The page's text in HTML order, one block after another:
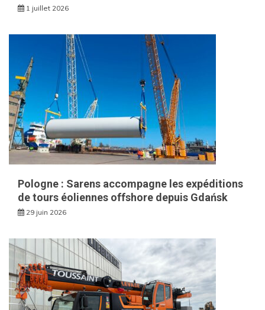
1 juillet 2026
Pologne : Sarens accompagne les expéditions
de tours éoliennes offshore depuis Gdańsk
29 juin 2026